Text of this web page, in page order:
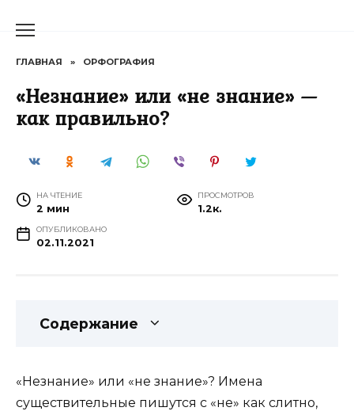
ГЛАВНАЯ » ОРФОГРАФИЯ
«Незнание» или «не знание» —
как правильно?
НА ЧТЕНИЕ
2 мин
ПРОСМОТРОВ
1.2к.
ОПУБЛИКОВАНО
02.11.2021
Содержание
«Незнание» или «не знание»? Имена
существительные пишутся с «не» как слитно,